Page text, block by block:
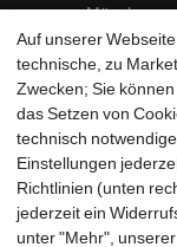
München
Frankfurt am
Düsseldorf
Essen
Dresden
Hannover
Duisburg
Wuppertal
Bonn
Auf unserer
technische, zu
Zwecken; Sie
das Setzen von
technisch
Einstellungen
Richtlinien (unten
jederzeit ein
unter "Mehr",